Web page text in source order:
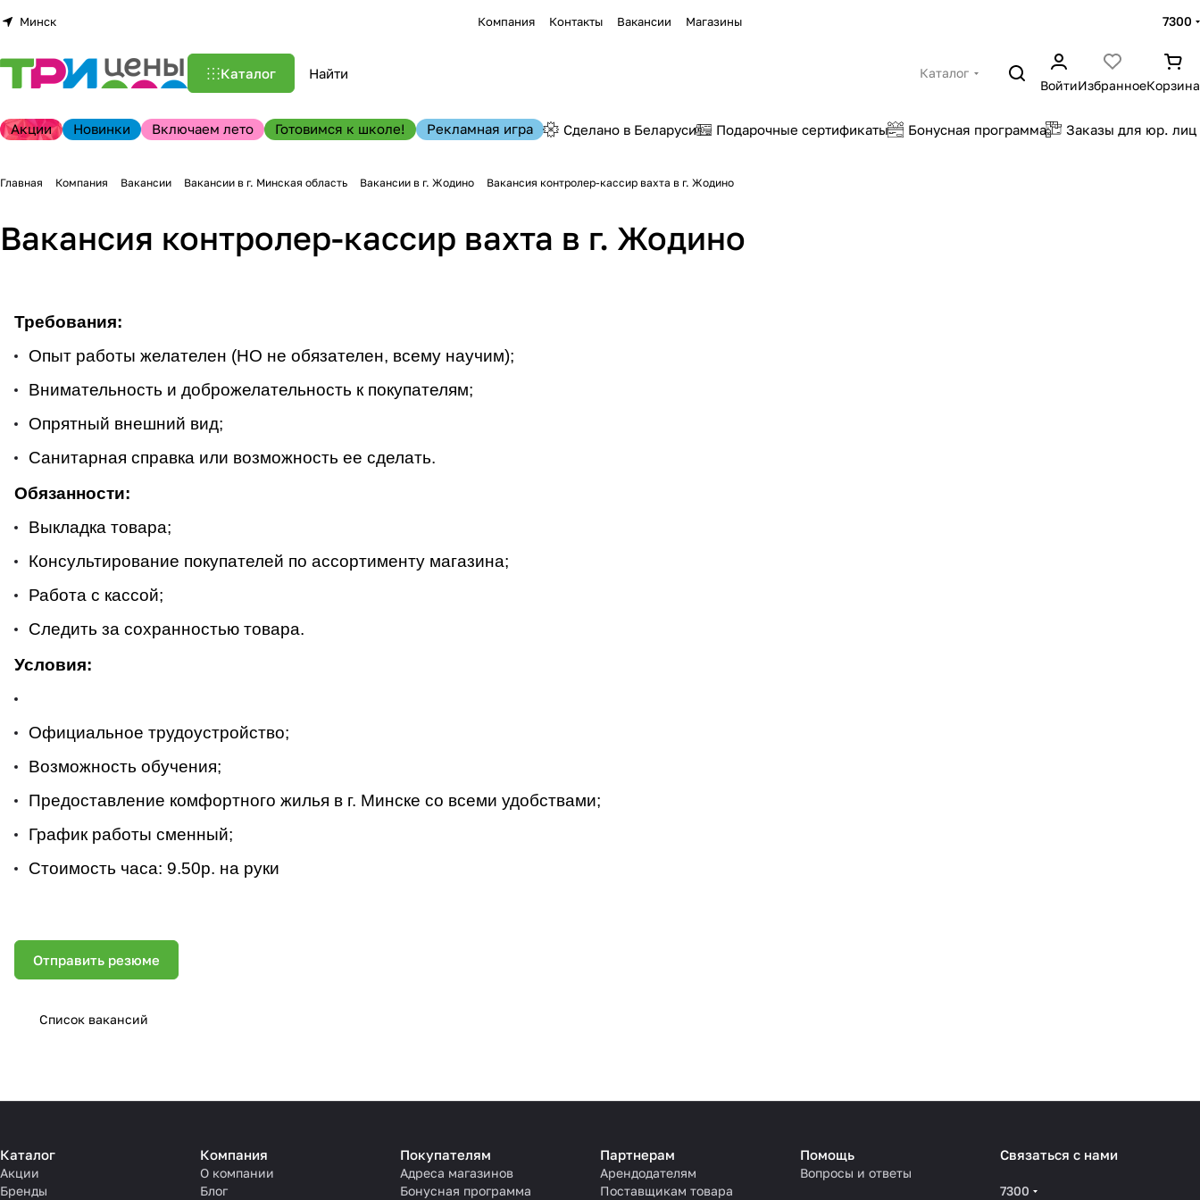
Минск Компания Контакты Вакансии Магазины 7300
Каталог
Каталог
ВойтиИзбранноеКорзина
Акции Новинки Включаем лето Готовимся к школе! Рекламная игра Сделано в Беларуси Подарочные сертификаты Бонусная программа Заказы для юр. лиц
Главная Компания Вакансии Вакансии в г. Минская область Вакансии в г. Жодино Вакансия контролер-кассир вахта в г. Жодино
Вакансия контролер-кассир вахта в г. Жодино
Требования:
Опыт работы желателен (НО не обязателен, всему научим);
Внимательность и доброжелательность к покупателям;
Опрятный внешний вид;
Санитарная справка или возможность ее сделать.
Обязанности:
Выкладка товара;
Консультирование покупателей по ассортименту магазина;
Работа с кассой;
Следить за сохранностью товара.
Условия:
Официальное трудоустройство;
Возможность обучения;
Предоставление комфортного жилья в г. Минске со всеми удобствами;
График работы сменный;
Стоимость часа: 9.50р. на руки
Отправить резюме
Список вакансий
Каталог
Акции
Бренды
Компания
О компании
Блог
Покупателям
Адреса магазинов
Бонусная программа
Партнерам
Арендодателям
Поставщикам товара
Помощь
Вопросы и ответы
Связаться с нами
7300